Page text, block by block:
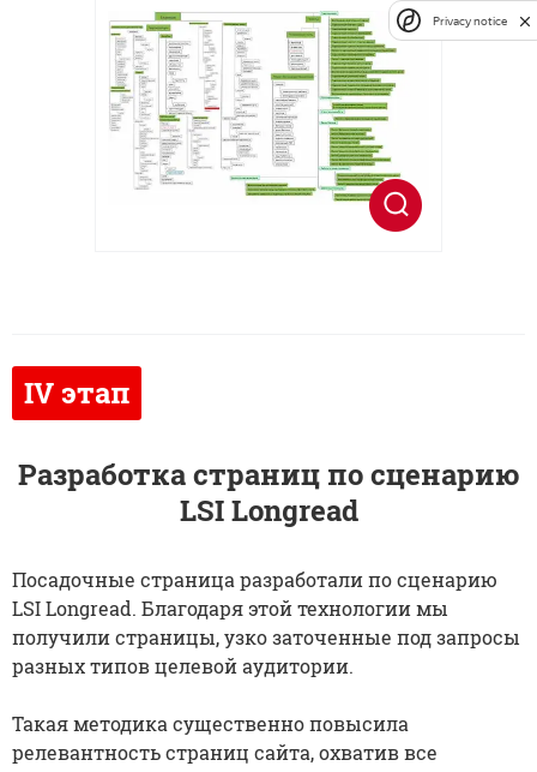
Разработка страниц по сценарию
LSI Longread
Посадочные страница разработали по сценарию
LSI Longread. Благодаря этой технологии мы
получили страницы, узко заточенные под запросы
разных типов целевой аудитории.
Такая методика существенно повысила
релевантность страниц сайта, охватив все
Privacy notice